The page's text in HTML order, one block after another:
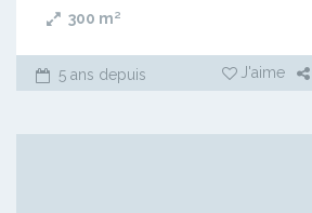
300 m²
5 ans depuis J'aime